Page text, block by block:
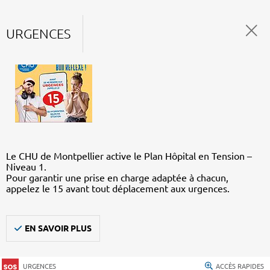
URGENCES
Le CHU de Montpellier active le Plan Hôpital en Tension –
Niveau 1.
Pour garantir une prise en charge adaptée à chacun,
appelez le 15 avant tout déplacement aux urgences.
EN SAVOIR PLUS
URGENCES ACCÈS RAPIDES